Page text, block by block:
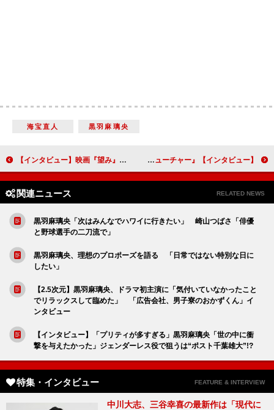
海宝直人 黒羽麻璃央
【インタビュー】映画『望み』堤幸彦監督 コメディーサスペンスからシフトし、深い人間ドラマの製作に使命感 【インタビュー】『バック・トゥ・ザ・フューチャー』宮川一朗太 アメリカ人から「何でマイケル・Ｊ・フォックスが日本語をしゃべっているんだ」と言われたことが心の支えに
関連ニュース RELATED NEWS
黒羽麻璃央「次はみんなでハワイに行きたい」 崎山つばさ「俳優
と野球選手の二刀流で」
黒羽麻璃央、理想のプロポーズを語る 「日常ではない特別な日に
したい」
【2.5次元】黒羽麻璃央、ドラマ初主演に「気付いていなかったこと
でリラックスして臨めた」 「広告会社、男子寮のおかずくん」イ
ンタビュー
【インタビュー】「プリティが多すぎる」黒羽麻璃央「世の中に衝
撃を与えたかった」ジェンダーレス役で狙うは“ポスト千葉雄大”!?
特集・インタビュー FEATURE & INTERVIEW
中川大志、三谷幸喜の最新作は「現代に